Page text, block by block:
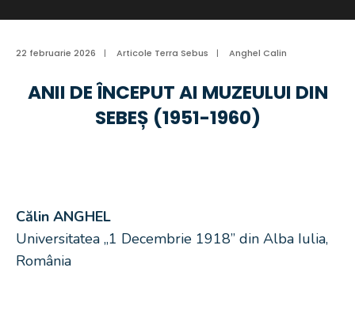
22 februarie 2026 | Articole Terra Sebus | Anghel Calin
ANII DE ÎNCEPUT AI MUZEULUI DIN
SEBEȘ (1951-1960)
Călin ANGHEL
Universitatea „1 Decembrie 1918” din Alba Iulia,
România